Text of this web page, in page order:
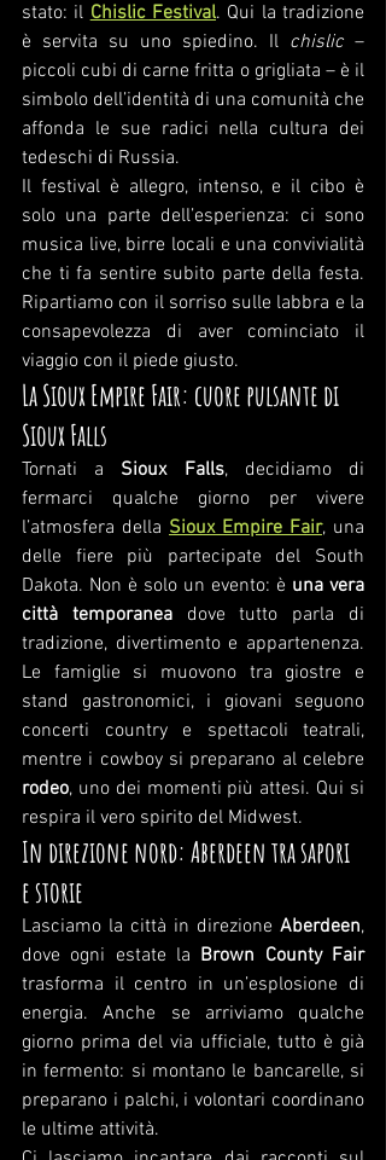
stato: il Chislic Festival. Qui la tradizione
è servita su uno spiedino. Il chislic –
piccoli cubi di carne fritta o grigliata – è il
simbolo dell’identità di una comunità che
affonda le sue radici nella cultura dei
tedeschi di Russia.
Il festival è allegro, intenso, e il cibo è
solo una parte dell’esperienza: ci sono
musica live, birre locali e una convivialità
che ti fa sentire subito parte della festa.
Ripartiamo con il sorriso sulle labbra e la
consapevolezza di aver cominciato il
viaggio con il piede giusto.
La Sioux Empire Fair: cuore pulsante di
Sioux Falls
Tornati a Sioux Falls, decidiamo di
fermarci qualche giorno per vivere
l’atmosfera della Sioux Empire Fair, una
delle fiere più partecipate del South
Dakota. Non è solo un evento: è una vera
città temporanea dove tutto parla di
tradizione, divertimento e appartenenza.
Le famiglie si muovono tra giostre e
stand gastronomici, i giovani seguono
concerti country e spettacoli teatrali,
rodeo, uno dei momenti più attesi. Qui si
respira il vero spirito del Midwest.
In direzione nord: Aberdeen tra sapori
e storie
Lasciamo la città in direzione Aberdeen,
dove ogni estate la Brown County Fair
trasforma il centro in un’esplosione di
energia. Anche se arriviamo qualche
giorno prima del via ufficiale, tutto è già
in fermento: si montano le bancarelle, si
preparano i palchi, i volontari coordinano
le ultime attività.